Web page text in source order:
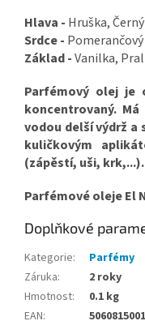
Hlava - Hruška,
Srdce -
Základ -Vanilka,
Parfémový olej je
koncentrovaný.
vodou delší výdrž
kuličkovým
(zápěstí, uši, krk,...).
Parfémové oleje El
Doplňkové
Kategorie:
Parfémy
Záruka:
2 roky
Hmotnost:
0.1 kg
EAN: